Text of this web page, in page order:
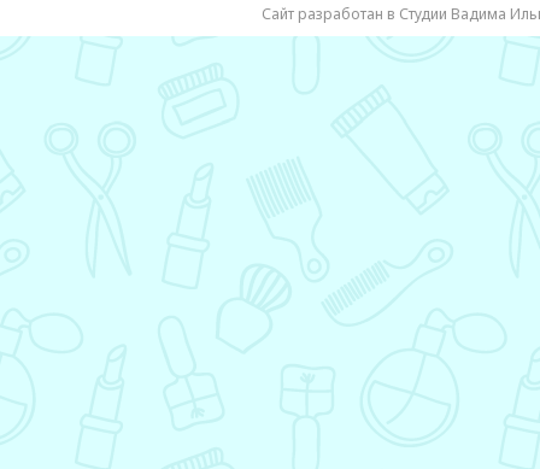
Сайт разработан в Студии Вадима